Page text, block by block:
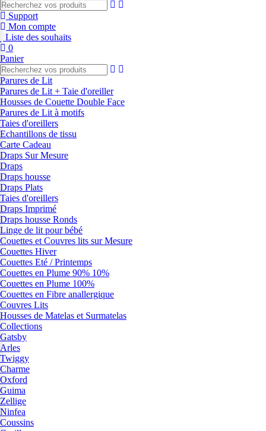
Support
Mon compte
Liste des souhaits
0
Panier
Parures de Lit
Parures de Lit + Taie d'oreiller
Housses de Couette Double Face
Parures de Lit à motifs
Taies d'oreillers
Echantillons de tissu
Carte Cadeau
Draps Sur Mesure
Draps
Draps housse
Draps Plats
Taies d'oreillers
Draps Imprimé
Draps housse Ronds
Linge de lit pour bébé
Couettes et Couvres lits sur Mesure
Couettes Hiver
Couettes Eté / Printemps
Couettes en Plume 90% 10%
Couettes en Plume 100%
Couettes en Fibre anallergique
Couvres Lits
Housses de Matelas et Surmatelas
Collections
Gatsby
Arles
Twiggy
Charme
Oxford
Guima
Zellige
Ninfea
Coussins